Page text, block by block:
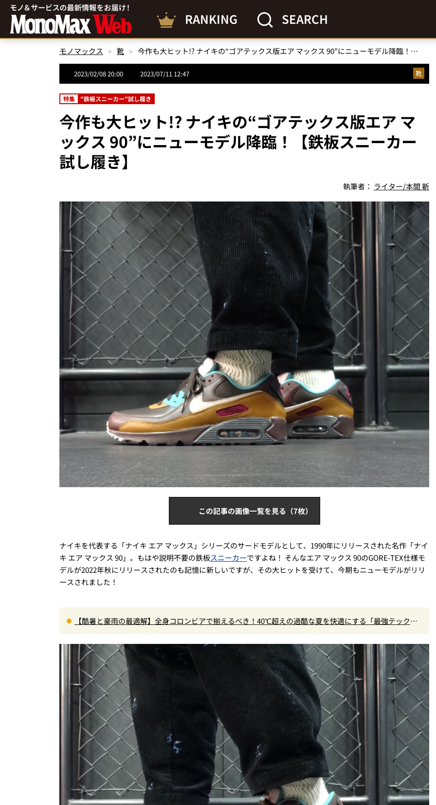
RANKING SEARCH
モノマックス 靴 今作も大ヒット!? ナイキの“ゴアテックス版エア マックス 90”にニューモデル降臨！【鉄板スニーカー試し履き】
2023/02/08 20:00 2023/07/11 12:47 靴
特集 "鉄板スニーカー"試し履き
今作も大ヒット!? ナイキの“ゴアテックス版エア マ
ックス 90”にニューモデル降臨！【鉄板スニーカー
試し履き】
執筆者： ライター/本間 新
この記事の画像一覧を見る（7枚）
ナイキを代表する「ナイキ エア マックス」シリーズのサードモデルとして、1990年にリリースされた名作「ナイ
キ エア マックス 90」。もはや説明不要の鉄板スニーカーですよね！ そんなエア マックス 90のGORE-TEX仕様モ
デルが2022年秋にリリースされたのも記憶に新しいですが、その大ヒットを受けて、今期もニューモデルがリリ
ースされました！
【酷暑と豪雨の最適解】全身コロンビアで揃えるべき！40℃超えの過酷な夏を快適にする「最強テックウ